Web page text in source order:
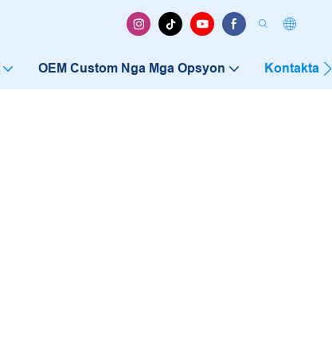
OEM Custom Nga Mga Opsyon Kontakta